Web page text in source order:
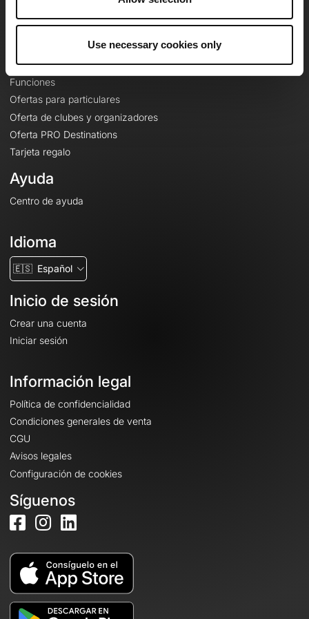
Use necessary cookies only
Le Mag'
Mapas base topográficos
Funciones
Ofertas para particulares
Oferta de clubes y organizadores
Oferta PRO Destinations
Tarjeta regalo
Ayuda
Centro de ayuda
Idioma
🇪🇸 Español
Inicio de sesión
Crear una cuenta
Iniciar sesión
Información legal
Política de confidencialidad
Condiciones generales de venta
CGU
Avisos legales
Configuración de cookies
Síguenos